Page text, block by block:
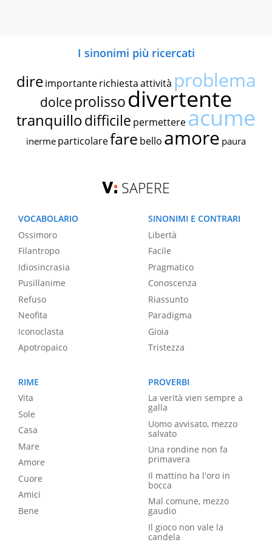
I sinonimi più ricercati
dire importante richiestaattività problema
dolce prolissodivertente
tranquillodifficile permettereacume
inerme particolarefare bello amore paura
SAPERE
VOCABOLARIO
Ossimoro
Filantropo
Idiosincrasia
Pusillanime
Refuso
Neofita
Iconoclasta
Apotropaico
SINONIMI E CONTRARI
Libertà
Facile
Pragmatico
Conoscenza
Riassunto
Paradigma
Gioia
Tristezza
RIME
Vita
Sole
Casa
Mare
Amore
Cuore
Amici
Bene
PROVERBI
La verità vien sempre a
galla
Uomo avvisato, mezzo
salvato
Una rondine non fa
primavera
Il mattino ha l'oro in
bocca
Mal comune, mezzo
gaudio
Il gioco non vale la
candela